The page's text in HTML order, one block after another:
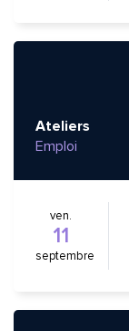
Ateliers
Emploi
ven.
11
septembre